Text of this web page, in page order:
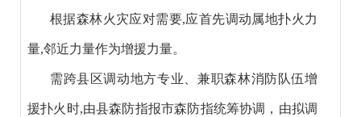
根据森林火灾应对需要,应首先调动属地扑火力
量,邻近力量作为增援力量。
需跨县区调动地方专业、兼职森林消防队伍增
援扑火时,由县森防指报市森防指统筹协调，由拟调